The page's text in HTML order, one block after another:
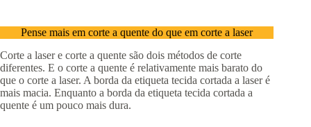
Pense mais em corte a quente do que em corte a laser
Corte a laser e corte a quente são dois métodos de corte
diferentes. E o corte a quente é relativamente mais barato do
que o corte a laser. A borda da etiqueta tecida cortada a laser é
mais macia. Enquanto a borda da etiqueta tecida cortada a
quente é um pouco mais dura.